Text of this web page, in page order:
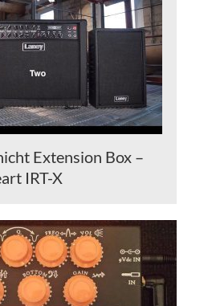
Extension Box –
IRT-X